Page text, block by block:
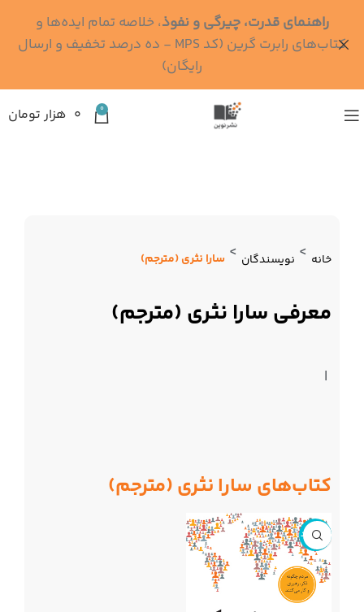
0 ۰ هزار تومان
خانه > نویسندگان > سارا نثری (مترجم)
معرفی سارا نثری (مترجم)
|
کتاب‌های سارا نثری (مترجم)
ناموجود
راهنمای قدرت، چیرگی و نفوذ، خلاصه تمام ایده‌ها و
کتاب‌های رابرت گرین (کد MPS - ده درصد تخفیف و ارسال
رایگان)